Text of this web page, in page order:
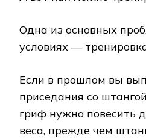
Одна из основных
условиях —
Если в прошлом вы
приседания со
гриф нужно повесить
веса, прежде чем